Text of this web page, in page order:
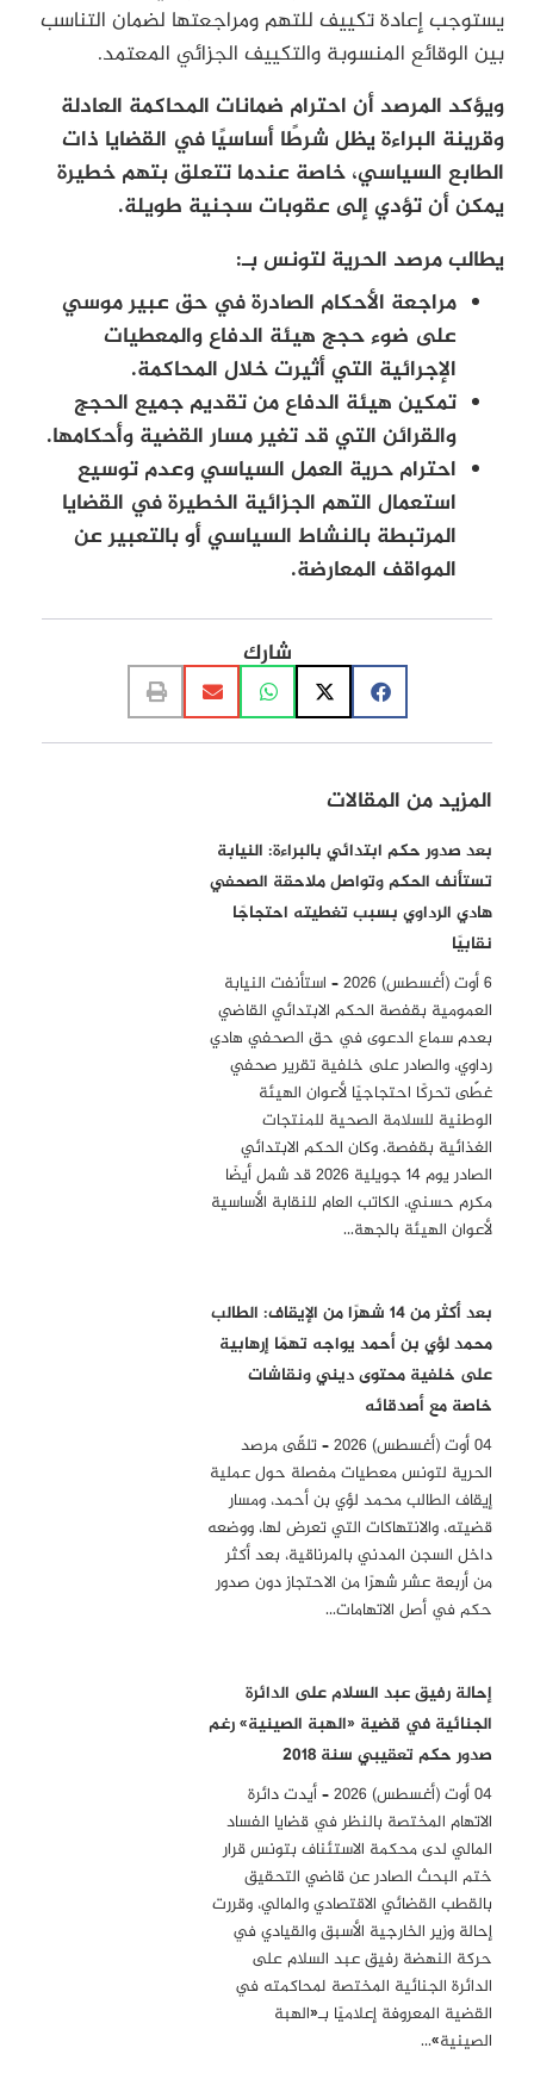
يستوجب إعادة تكييف للتهم ومراجعتها لضمان التناسب
بين الوقائع المنسوبة والتكييف الجزائي المعتمد.
ويؤكد المرصد أن احترام ضمانات المحاكمة العادلة
وقرينة البراءة يظل شرطًا أساسيًا في القضايا ذات
الطابع السياسي، خاصة عندما تتعلق بتهم خطيرة
يمكن أن تؤدي إلى عقوبات سجنية طويلة.
يطالب مرصد الحرية لتونس بـ:
مراجعة الأحكام الصادرة في حق عبير موسي
على ضوء حجج هيئة الدفاع والمعطيات
الإجرائية التي أثيرت خلال المحاكمة.
تمكين هيئة الدفاع من تقديم جميع الحجج
والقرائن التي قد تغير مسار القضية وأحكامها.
احترام حرية العمل السياسي وعدم توسيع
استعمال التهم الجزائية الخطيرة في القضايا
المرتبطة بالنشاط السياسي أو بالتعبير عن
المواقف المعارضة.
شارك
المزيد من المقالات
بعد صدور حكم ابتدائي بالبراءة: النيابة
تستأنف الحكم وتواصل ملاحقة الصحفي
هادي الرداوي بسبب تغطيته احتجاجًا
نقابيًا
6 أوت (أغسطس) 2026 – استأنفت النيابة
العمومية بقفصة الحكم الابتدائي القاضي
بعدم سماع الدعوى في حق الصحفي هادي
رداوي، والصادر على خلفية تقرير صحفي
غطّى تحركًا احتجاجيًا لأعوان الهيئة
الوطنية للسلامة الصحية للمنتجات
الغذائية بقفصة. وكان الحكم الابتدائي
الصادر يوم 14 جويلية 2026 قد شمل أيضًا
مكرم حسني، الكاتب العام للنقابة الأساسية
لأعوان الهيئة بالجهة…
بعد أكثر من 14 شهرًا من الإيقاف: الطالب
محمد لؤي بن أحمد يواجه تهمًا إرهابية
على خلفية محتوى ديني ونقاشات
خاصة مع أصدقائه
04 أوت (أغسطس) 2026 – تلقّى مرصد
الحرية لتونس معطيات مفصلة حول عملية
إيقاف الطالب محمد لؤي بن أحمد، ومسار
قضيته، والانتهاكات التي تعرض لها، ووضعه
داخل السجن المدني بالمرناقية، بعد أكثر
من أربعة عشر شهرًا من الاحتجاز دون صدور
حكم في أصل الاتهامات…
إحالة رفيق عبد السلام على الدائرة
الجنائية في قضية «الهبة الصينية» رغم
صدور حكم تعقيبي سنة 2018
04 أوت (أغسطس) 2026 – أيدت دائرة
الاتهام المختصة بالنظر في قضايا الفساد
المالي لدى محكمة الاستئناف بتونس قرار
ختم البحث الصادر عن قاضي التحقيق
بالقطب القضائي الاقتصادي والمالي، وقررت
إحالة وزير الخارجية الأسبق والقيادي في
حركة النهضة رفيق عبد السلام على
الدائرة الجنائية المختصة لمحاكمته في
القضية المعروفة إعلاميًا بـ«الهبة
الصينية»…